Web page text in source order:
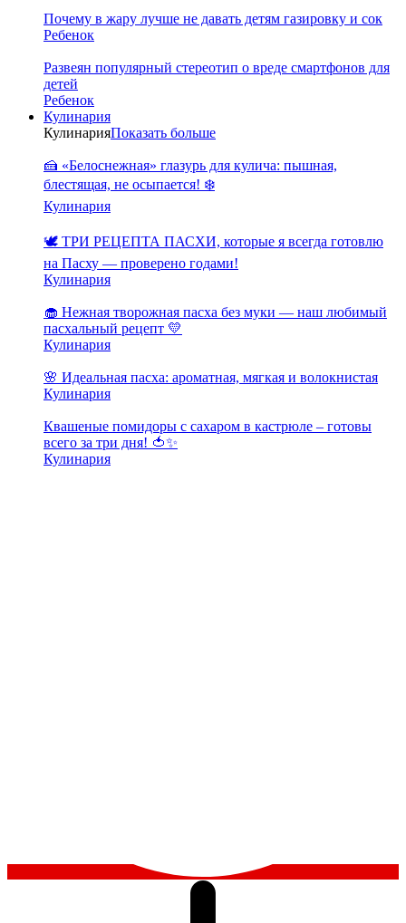
Почему в жару лучше не давать детям газировку и сок
Ребенок
Развеян популярный стереотип о вреде смартфонов для
детей
Ребенок
Кулинария
КулинарияПоказать больше
🍰 «Белоснежная» глазурь для кулича: пышная,
блестящая, не осыпается! ❄️
Кулинария
🕊️ ТРИ РЕЦЕПТА ПАСХИ, которые я всегда готовлю
на Пасху — проверено годами!
Кулинария
🧁 Нежная творожная пасха без муки — наш любимый
пасхальный рецепт 💛
Кулинария
🌸 Идеальная пасха: ароматная, мягкая и волокнистая
Кулинария
Квашеные помидоры с сахаром в кастрюле – готовы
всего за три дня! 🍅✨
Кулинария